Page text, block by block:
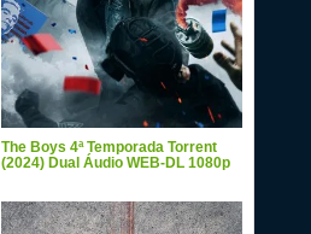
The Boys 4ª Temporada Torrent
(2024) Dual Áudio WEB-DL 1080p